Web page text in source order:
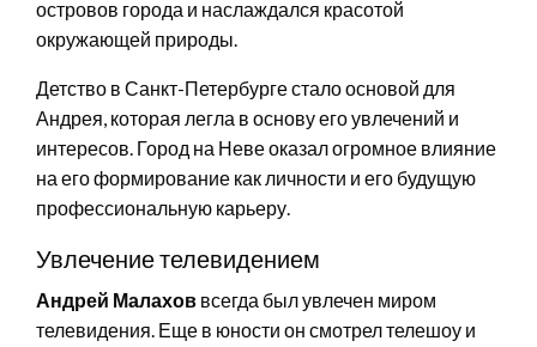
островов города и наслаждался красотой
окружающей природы.
Детство в Санкт-Петербурге стало основой для
Андрея, которая легла в основу его увлечений и
интересов. Город на Неве оказал огромное влияние
на его формирование как личности и его будущую
профессиональную карьеру.
Увлечение телевидением
Андрей Малахов всегда был увлечен миром
телевидения. Еще в юности он смотрел телешоу и